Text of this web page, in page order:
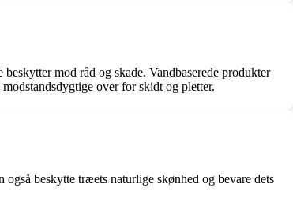
mod råd og skade. Vandbaserede produkter
over for skidt og pletter.
beskytte træets naturlige skønhed og bevare dets